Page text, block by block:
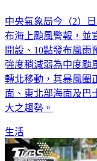
中央氣象局今（2）
布海上颱風警報，並
開設、10點發布風雨
強度稍減弱為中度颱
轉北移動，其暴風圈
面、東北部海面及巴
大之趨勢。
生活